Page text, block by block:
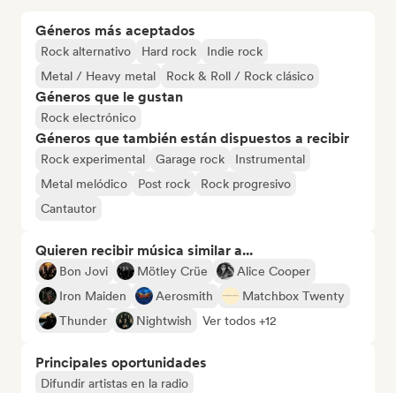
Géneros más aceptados
Rock alternativo Hard rock
Indie rock
Metal / Heavy metal
Rock & Roll / Rock clásico
Géneros que le gustan
Rock electrónico
Géneros que también están dispuestos a recibir
Rock experimental Garage rock
Instrumental
Metal melódico
Post rock
Rock progresivo
Cantautor
Quieren recibir música similar a...
Bon Jovi Mötley Crüe
Alice Cooper
Iron Maiden
Aerosmith
Matchbox Twenty
Thunder
Nightwish Ver todos +12
Principales oportunidades
Difundir artistas en la radio